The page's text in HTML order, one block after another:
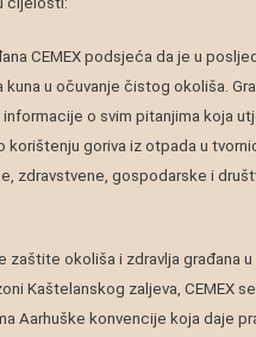
CEMEX podsjeća da je u
u očuvanje čistog okoliša.
o svim pitanjima koja
goriva iz otpada u
zdravstvene, gospodarske i
okoliša i zdravlja građana
Kaštelanskog zaljeva, CEMEX
Aarhuške konvencije koja daje